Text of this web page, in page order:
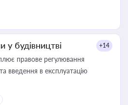
у будівництві +14
правове регулювання
введення в експлуатацію